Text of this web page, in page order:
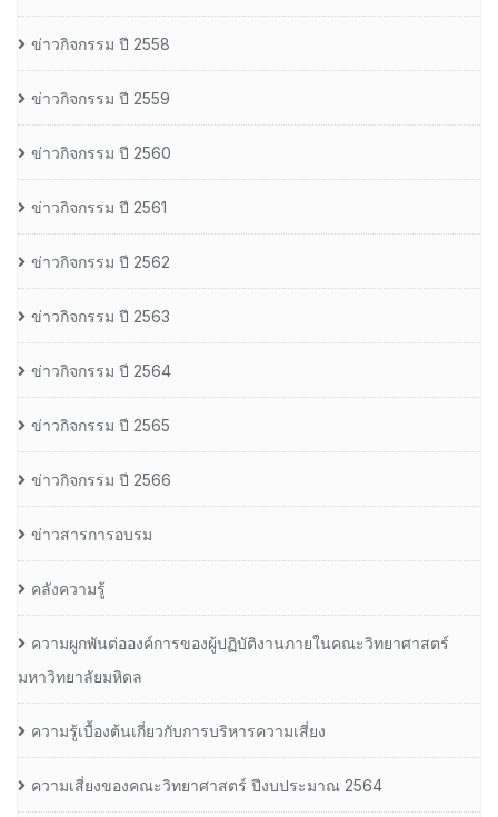
ข่าวกิจกรรม ปี 2558
ข่าวกิจกรรม ปี 2559
ข่าวกิจกรรม ปี 2560
ข่าวกิจกรรม ปี 2561
ข่าวกิจกรรม ปี 2562
ข่าวกิจกรรม ปี 2563
ข่าวกิจกรรม ปี 2564
ข่าวกิจกรรม ปี 2565
ข่าวกิจกรรม ปี 2566
ข่าวสารการอบรม
คลังความรู้
ความผูกพันต่อองค์การของผู้ปฏิบัติงานภายในคณะวิทยาศาสตร์
มหาวิทยาลัยมหิดล
ความรู้เบื้องต้นเกี่ยวกับการบริหารความเสี่ยง
ความเสี่ยงของคณะวิทยาศาสตร์ ปีงบประมาณ 2564